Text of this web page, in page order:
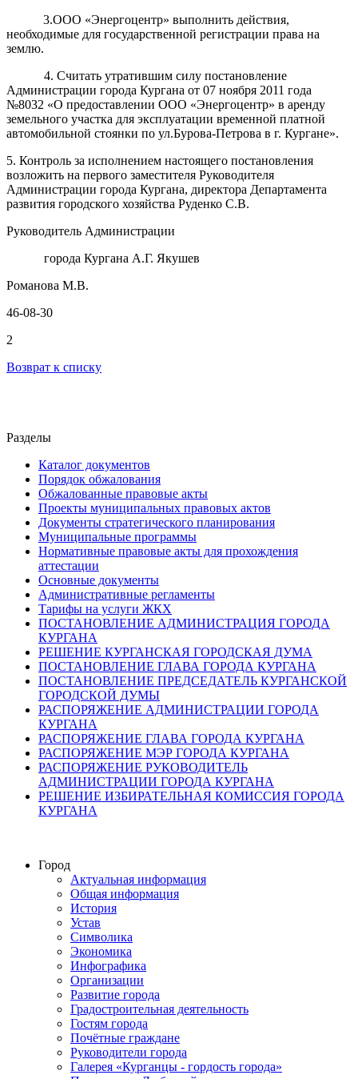
3.ООО «Энергоцентр» выполнить действия,
необходимые для государственной регистрации права на
землю.
4. Считать утратившим силу постановление
Администрации города Кургана от 07 ноября 2011 года
№8032 «О предоставлении ООО «Энергоцентр» в аренду
земельного участка для эксплуатации временной платной
автомобильной стоянки по ул.Бурова-Петрова в г. Кургане».
5. Контроль за исполнением настоящего постановления
возложить на первого заместителя Руководителя
Администрации города Кургана, директора Департамента
развития городского хозяйства Руденко С.В.
Руководитель Администрации
города Кургана А.Г. Якушев
Романова М.В.
46-08-30
2
Возврат к списку
Разделы
Каталог документов
Порядок обжалования
Обжалованные правовые акты
Проекты муниципальных правовых актов
Документы стратегического планирования
Муниципальные программы
Нормативные правовые акты для прохождения
аттестации
Основные документы
Административные регламенты
Тарифы на услуги ЖКХ
ПОСТАНОВЛЕНИЕ АДМИНИСТРАЦИЯ ГОРОДА
КУРГАНА
РЕШЕНИЕ КУРГАНСКАЯ ГОРОДСКАЯ ДУМА
ПОСТАНОВЛЕНИЕ ГЛАВА ГОРОДА КУРГАНА
ПОСТАНОВЛЕНИЕ ПРЕДСЕДАТЕЛЬ КУРГАНСКОЙ
ГОРОДСКОЙ ДУМЫ
РАСПОРЯЖЕНИЕ АДМИНИСТРАЦИИ ГОРОДА
КУРГАНА
РАСПОРЯЖЕНИЕ ГЛАВА ГОРОДА КУРГАНА
РАСПОРЯЖЕНИЕ МЭР ГОРОДА КУРГАНА
РАСПОРЯЖЕНИЕ РУКОВОДИТЕЛЬ
АДМИНИСТРАЦИИ ГОРОДА КУРГАНА
РЕШЕНИЕ ИЗБИРАТЕЛЬНАЯ КОМИССИЯ ГОРОДА
КУРГАНА
Город
Актуальная информация
Общая информация
История
Устав
Символика
Экономика
Инфографика
Организации
Развитие города
Градостроительная деятельность
Гостям города
Почётные граждане
Руководители города
Галерея «Курганцы - гордость города»